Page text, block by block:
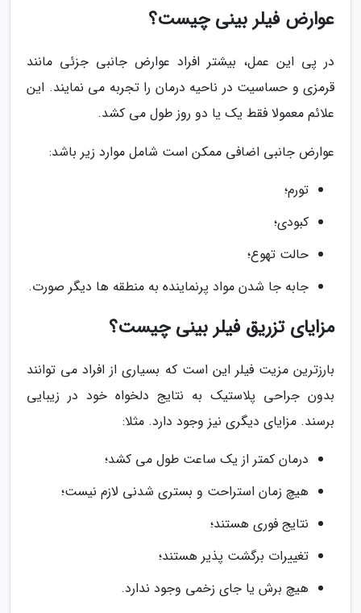
عوارض فیلر بینی چیست؟
در پی این عمل، بیشتر افراد عوارض جانبی جزئی مانند
قرمزی و حساسیت در ناحیه درمان را تجربه می نمایند. این
علائم معمولا فقط یک یا دو روز طول می کشد.
عوارض جانبی اضافی ممکن است شامل موارد زیر باشد:
تورم؛
کبودی؛
حالت تهوع؛
جابه جا شدن مواد پرنماینده به منطقه ها دیگر صورت.
مزایای تزریق فیلر بینی چیست؟
بارزترین مزیت فیلر این است که بسیاری از افراد می توانند
بدون جراحی پلاستیک به نتایج دلخواه خود در زیبایی
برسند. مزایای دیگری نیز وجود دارد. مثلا:
درمان کمتر از یک ساعت طول می کشد؛
هیچ زمان استراحت و بستری شدنی لازم نیست؛
نتایج فوری هستند؛
تغییرات برگشت پذیر هستند؛
هیچ برش یا جای زخمی وجود ندارد.